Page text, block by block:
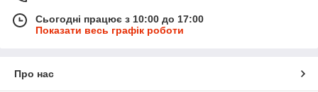
Сьогодні працює з 10:00 до 17:00
Показати весь графік роботи
Про нас